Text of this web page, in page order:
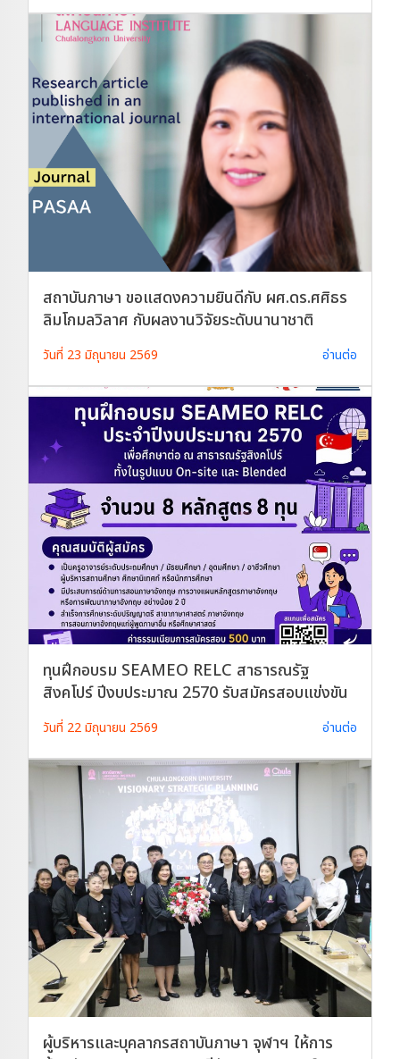
สถาบันภาษา ขอแสดงความยินดีกับ ผศ.ดร.ศศิธร
ลิมโกมลวิลาศ กับผลงานวิจัยระดับนานาชาติ
วันที่ 23 มิถุนายน 2569 อ่านต่อ
ทุนฝึกอบรม SEAMEO RELC สาธารณรัฐ
สิงคโปร์ ปีงบประมาณ 2570 รับสมัครสอบแข่งขัน
วันที่ 22 มิถุนายน 2569 อ่านต่อ
ผู้บริหารและบุคลากรสถาบันภาษา จุฬาฯ ให้การ